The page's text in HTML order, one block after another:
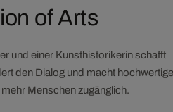
of Arts
und einer Kunsthistorikerin schafft
den Dialog und macht hochwertige
Menschen zugänglich.